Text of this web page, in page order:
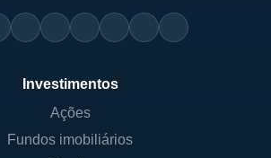
Investimentos
Ações
Fundos imobiliários